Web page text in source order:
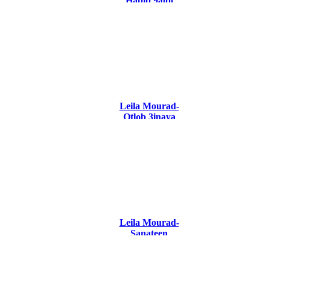
Leila Mourad-
Otlob 3inaya
Leila Mourad-
Sanateen